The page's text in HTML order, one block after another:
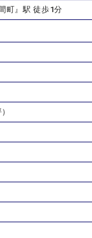
町』駅 徒歩1分